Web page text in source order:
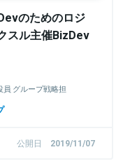
のためのロジ
スル主催BizDev
員 グループ戦略担
公開日 2019/11/07